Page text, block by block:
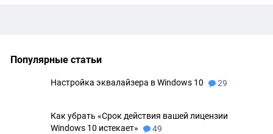
Популярные статьи
Настройка эквалайзера в Windows 10 29
Как убрать «Срок действия вашей лицензии
Windows 10 истекает»
49